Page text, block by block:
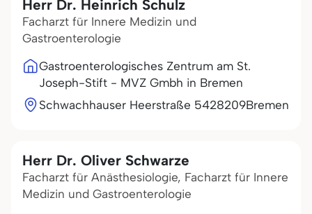
Herr Dr. Heinrich Schulz
Facharzt für Innere Medizin und
Gastroenterologie
Gastroenterologisches Zentrum am St.
Joseph-Stift - MVZ Gmbh in Bremen
Schwachhauser Heerstraße 5428209Bremen
Herr Dr. Oliver Schwarze
Facharzt für Anästhesiologie, Facharzt für Innere
Medizin und Gastroenterologie